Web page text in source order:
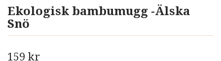
Ekologisk bambumugg -Älska
Snö
159 kr